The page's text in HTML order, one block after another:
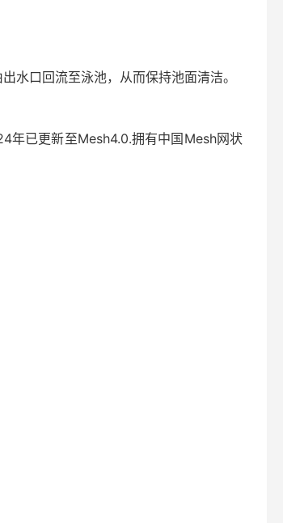
水口回流至泳池，从而保持池面清洁。
年已更新至Mesh4.0.拥有中国Mesh网状